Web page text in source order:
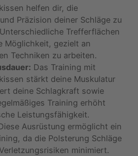
helfen dir, die
Präzision deiner Schläge zu
Trefferflächen
Möglichkeit, gezielt an
Techniken zu arbeiten.
Das Training mit
stärkt deine Muskulatur
deine Schlagkraft sowie
Training erhöht
Leistungsfähigkeit.
Ausrüstung ermöglicht ein
da die Polsterung Schläge
minimiert.